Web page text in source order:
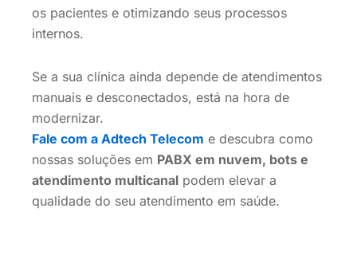
os pacientes e otimizando seus processos
internos.
Se a sua clínica ainda depende de atendimentos
manuais e desconectados, está na hora de
modernizar.
Fale com a Adtech Telecom e descubra como
nossas soluções em PABX em nuvem, bots e
atendimento multicanal podem elevar a
qualidade do seu atendimento em saúde.